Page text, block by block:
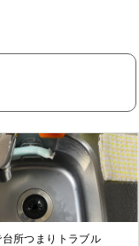
所つまりトラブル